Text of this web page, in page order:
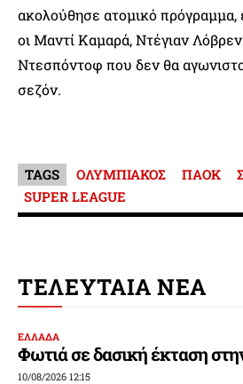
ακολούθησε ατομικό πρόγραμμα,
οι Μαντί Καμαρά, Ντέγιαν Λόβρεν
Ντεσπόντοφ που δεν θα
σεζόν.
TAGS ΟΛΥΜΠΙΑΚΟΣ ΠΑΟΚ
SUPER LEAGUE
ΤΕΛΕΥΤΑΙΑ ΝΕΑ
ΕΛΛΑΔΑ
Φωτιά σε δασική έκταση
10/08/2026 12:15